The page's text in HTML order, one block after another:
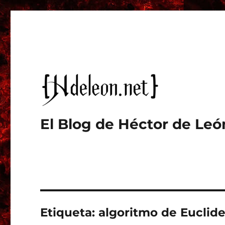
El Blog de Héctor de
Etiqueta:algoritmo de